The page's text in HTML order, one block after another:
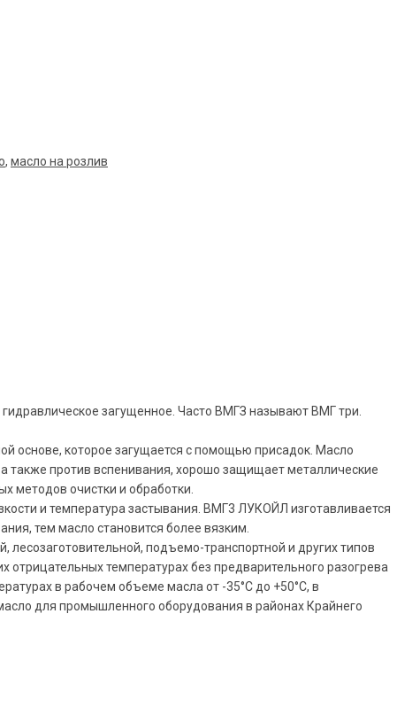
, масло на розлив
загущенное. Часто ВМГЗ называют ВМГ три.
основе, которое загущается с помощью присадок. Масло
также против вспенивания, хорошо защищает металлические
методов очистки и обработки.
и температура застывания. ВМГ3 ЛУКОЙЛ изготавливается
тем маслo становится более вязким.
подъемо-транспортной и других типов
температурах без предварительного разогрева
в рабочем объеме масла от -35°С до +50°С, в
для промышленного оборудования в районах Крайнего